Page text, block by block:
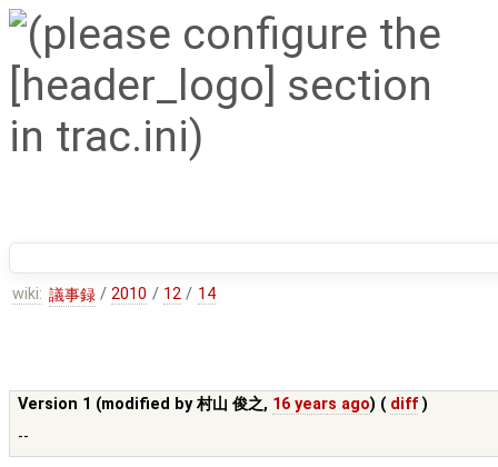
wiki: 議事録 / 2010 / 12 / 14
Version 1 (modified by村山 俊之, 16 years ago) ( diff )
--